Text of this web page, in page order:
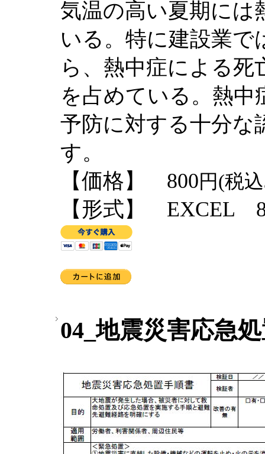
気温の高い夏期には
いる。特に建設業で
ら、熱中症による死
を占めている。熱
予防に対する十分な
す。
【価格】 800円(税
【形式】 EXCEL
04_地震災害応急